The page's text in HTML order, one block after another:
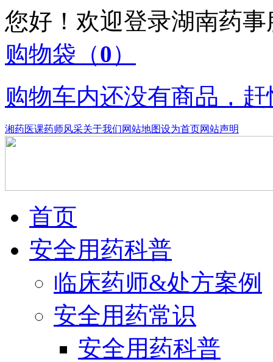
您好！欢迎登录湖南药
购物袋 （0）
购物车内还没有商品，
湘药医课药师风采关于我们网站地图设为首页网站声明
首页
安全用药科普
临床药师&处方案例
安全用药常识
安全用药科普